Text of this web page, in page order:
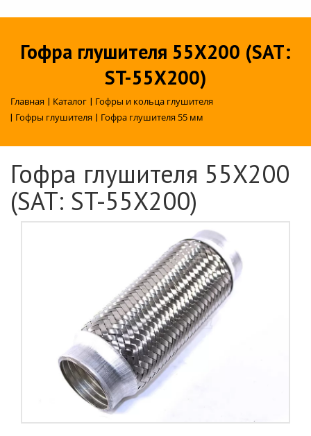
Гофра глушителя 55X200 (SAT:
ST-55X200)
Главная | Каталог | Гофры и кольца глушителя
| Гофры глушителя | Гофра глушителя 55 мм
Гофра глушителя 55X200
(SAT: ST-55X200)